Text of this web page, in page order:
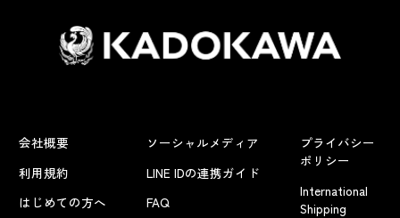
会社概要
利用規約
はじめての方へ
ソーシャルメディア
LINE IDの連携ガイド
FAQ
プライバシー
ポリシー
International
Shipping